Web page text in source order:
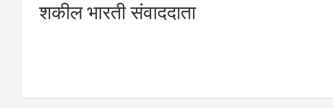
शकील भारती संवाददाता